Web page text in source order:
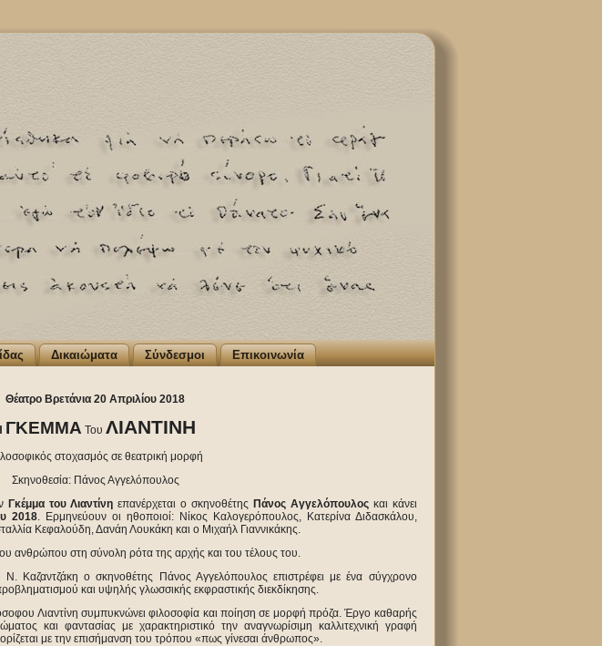
Δικαιώματα Σύνδεσμοι Επικοινωνία
Θέατρο Βρετάνια 20 Απριλίου 2018
ΓΚΕΜΜΑ Του ΛΙΑΝΤΙΝΗ
στοχασμός σε θεατρική μορφή
Σκηνοθεσία: Πάνος Αγγελόπουλος
Γκέμμα του Λιαντίνη επανέρχεται ο σκηνοθέτης Πάνος Αγγελόπουλοςκαι κάνει
2018. Ερμηνεύουν οι ηθοποιοί: Νίκος Καλογερόπουλος, Κατερίνα Διδασκάλου,
Κεφαλούδη, Δανάη Λουκάκη και ο Μιχαήλ Γιαννικάκης.
ανθρώπου στη σύνολη ρότα της αρχής και του τέλους του.
Ν. Καζαντζάκη ο σκηνοθέτης Πάνος Αγγελόπουλος επιστρέφει με ένα σύγχρονο
και υψηλής γλωσσικής εκφραστικής διεκδίκησης.
Λιαντίνη συμπυκνώνει φιλοσοφία και ποίηση σε μορφή πρόζα. Έργο καθαρής
και φαντασίας με χαρακτηριστικό την αναγνωρίσιμη καλλιτεχνική γραφή
με την επισήμανση του τρόπου «πως γίνεσαι άνθρωπος».